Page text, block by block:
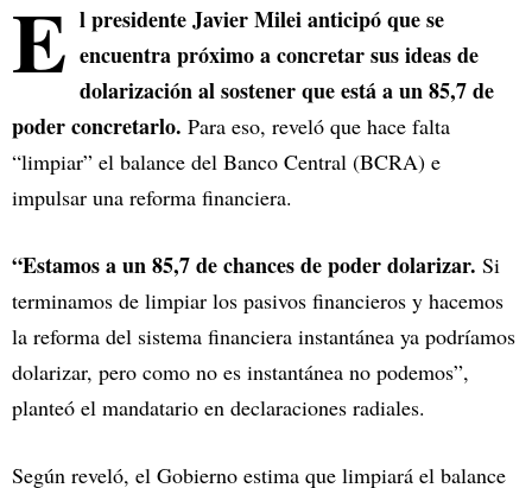
E l presidente Javier Milei anticipó que se
encuentra próximo a concretar sus ideas de
dolarización al sostener que está a un 85,7 de
poder concretarlo. Para eso, reveló que hace falta
“limpiar” el balance del Banco Central (BCRA) e
impulsar una reforma financiera.
“Estamos a un 85,7 de chances de poder dolarizar. Si
terminamos de limpiar los pasivos financieros y hacemos
la reforma del sistema financiera instantánea ya podríamos
dolarizar, pero como no es instantánea no podemos”,
planteó el mandatario en declaraciones radiales.
Según reveló, el Gobierno estima que limpiará el balance